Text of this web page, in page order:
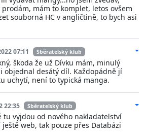
mám to komplet, letos ovšem
souborná HC v angličtině, to bych asi
07:11 Sběratelský klub
škoda že už Dívku mám, minulý
objednal desátý díl. Každopádně jí
uchytí, není to typická manga.
22:35 Sběratelský klub
tu vyjdou od nového nakladatelství
ještě web, tak pouze přes Databázi